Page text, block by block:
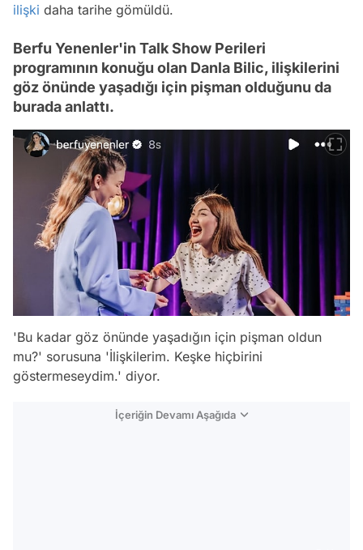
ilişki daha tarihe gömüldü.
Berfu Yenenler'in Talk Show Perileri
programının konuğu olan Danla Bilic, ilişkilerini
göz önünde yaşadığı için pişman olduğunu da
burada anlattı.
'Bu kadar göz önünde yaşadığın için pişman oldun
mu?' sorusuna 'İlişkilerim. Keşke hiçbirini
göstermeseydim.' diyor.
İçeriğin Devamı Aşağıda